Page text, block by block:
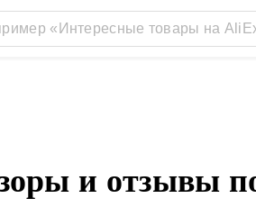
и отзывы